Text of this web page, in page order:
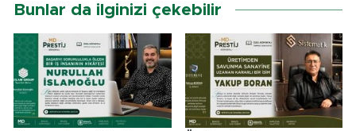
Bunlar da ilginizi çekebilir